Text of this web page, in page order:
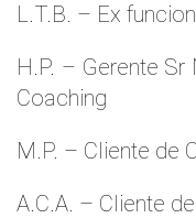
L.T.B. – Ex
H.P. – Gerente
Coaching
M.P. – Cliente de
A.C.A. – Cliente